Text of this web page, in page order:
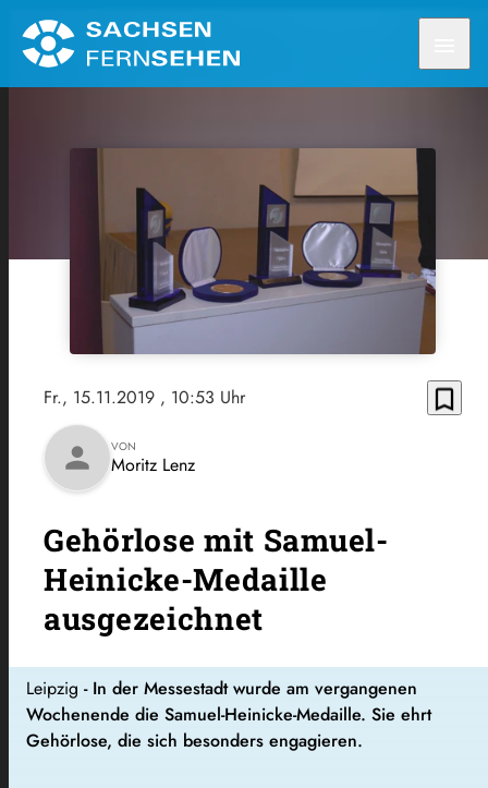
Fr., 15.11.2019 , 10:53 Uhr bookmark_border
person VON
Moritz Lenz
Gehörlose mit Samuel-
Heinicke-Medaille
ausgezeichnet
Leipzig - In der Messestadt wurde am vergangenen
Wochenende die Samuel-Heinicke-Medaille. Sie ehrt
Gehörlose, die sich besonders engagieren.